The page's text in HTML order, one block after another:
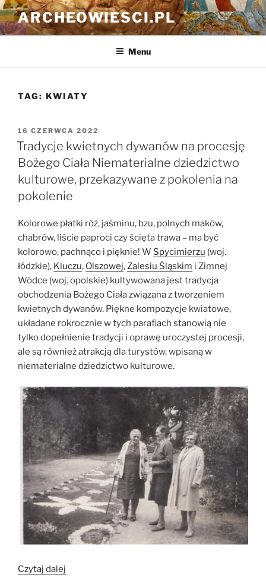
Przejdź
do
treści
ARCHEOWIESCI.PL
Menu
TAG: KWIATY
OPUBLIKOWANE
W
16 CZERWCA 2022
Tradycje kwietnych dywanów na procesję
Bożego Ciała Niematerialne dziedzictwo
kulturowe, przekazywane z pokolenia na
pokolenie
Kolorowe płatki róż, jaśminu, bzu, polnych maków,
chabrów, liście paproci czy ścięta trawa – ma być
kolorowo, pachnąco i pięknie! W Spycimierzu (woj.
łódzkie), Kluczu, Olszowej,Zalesiu Śląskim i Zimnej
Wódce (woj. opolskie) kultywowana jest tradycja
obchodzenia Bożego Ciała związana z tworzeniem
kwietnych dywanów. Piękne kompozycje kwiatowe,
układane rokrocznie w tych parafiach stanowią nie
tylko dopełnienie tradycji i oprawę uroczystej procesji,
ale są również atrakcją dla turystów, wpisaną w
niematerialne dziedzictwo kulturowe.
Czytaj dalej